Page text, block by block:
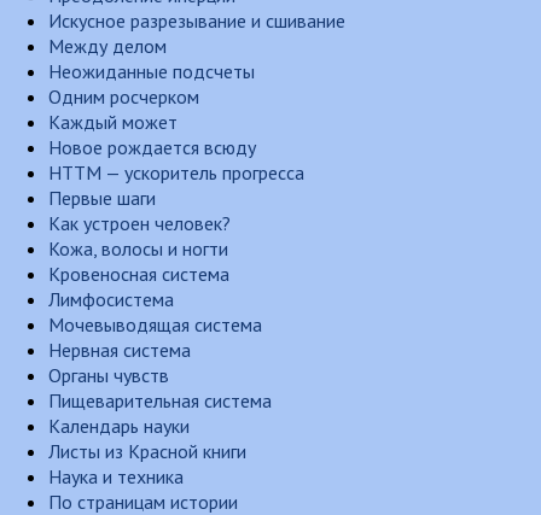
Искусное разрезывание и сшивание
Между делом
Неожиданные подсчеты
Одним росчерком
Каждый может
Новое рождается всюду
НТТМ — ускоритель прогресса
Первые шаги
Как устроен человек?
Кожа, волосы и ногти
Кровеносная система
Лимфосистема
Мочевыводящая система
Нервная система
Органы чувств
Пищеварительная система
Календарь науки
Листы из Красной книги
Наука и техника
По страницам истории